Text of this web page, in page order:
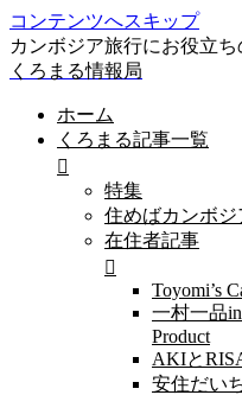
コンテンツへスキップ
カンボジア旅行にお役立ち
くろまる情報局
ホーム
くろまる記事一覧
特集
住めばカンボジ
在住者記事
Toyomi’s
一村一品
Product
AKIと
安住だい